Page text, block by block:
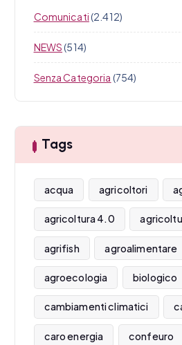
Comunicati(2.412)
NEWS(514)
Senza Categoria (754)
Tags
acqua agricoltori
agricoltura 4.0
agrifish agroalimentare
agroecologia biologico
cambiamenti climatici
caro energia confeuro